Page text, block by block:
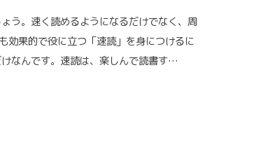
う。速く読めるようになるだけでなく、周
効果的で役に立つ「速読」を身につけるに
なんです。速読は、楽しんで読書す…